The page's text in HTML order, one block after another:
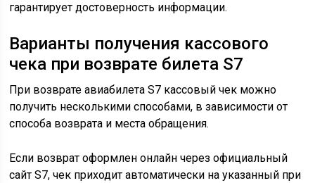
гарантирует достоверность информации.
Варианты получения кассового
чека при возврате билета S7
При возврате авиабилета S7 кассовый чек можно
получить несколькими способами, в зависимости от
способа возврата и места обращения.
Если возврат оформлен онлайн через официальный
сайт S7, чек приходит автоматически на указанный при